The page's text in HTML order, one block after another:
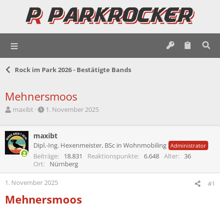
Rock im Park 2026 - Bestätigte Bands
Mehnersmoos
E
t
e
l
e
r
maxibt
E
t
e
l
t
a
1. November 2025
maxibt
Dipl.-Ing. Hexenmeister, BSc in Wohnmobiling Administrator
Beiträge 18.831 Reaktionspunkte 6.648 Alter
36
Ort
Nürnberg
1. November 2025 #1
Mehnersmoos